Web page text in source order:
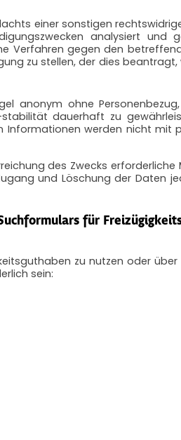
einer sonstigen
analysiert und
Verfahren gegen den
zu stellen, der dies
anonym ohne
dauerhaft zu
werden nicht mit
des Zwecks
und Löschung der Daten
für
zu nutzen oder
sein: